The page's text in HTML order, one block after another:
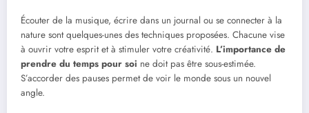
Écouter de la musique, écrire dans un journal ou se connecter à la
nature sont quelques-unes des techniques proposées. Chacune vise
à ouvrir votre esprit et à stimuler votre créativité. L’importance de
prendre du temps pour soi ne doit pas être sous-estimée.
S’accorder des pauses permet de voir le monde sous un nouvel
angle.